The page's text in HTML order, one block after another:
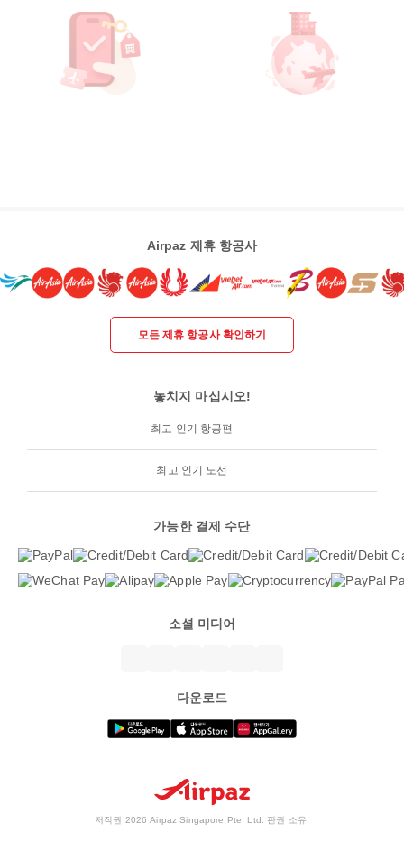
Airpaz 제휴 항공사
모든 제휴 항공사 확인하기
놓치지 마십시오!
최고 인기 항공편
최고 인기 노선
가능한 결제 수단
소셜 미디어
다운로드
저작권 2026 Airpaz Singapore Pte. Ltd. 판권 소유.